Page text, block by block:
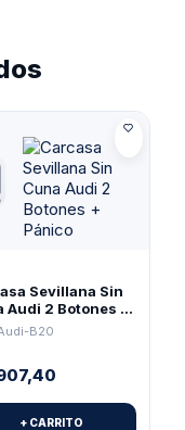
Sevillana Sin
Audi 2 Botones +
B20
+ CARRITO